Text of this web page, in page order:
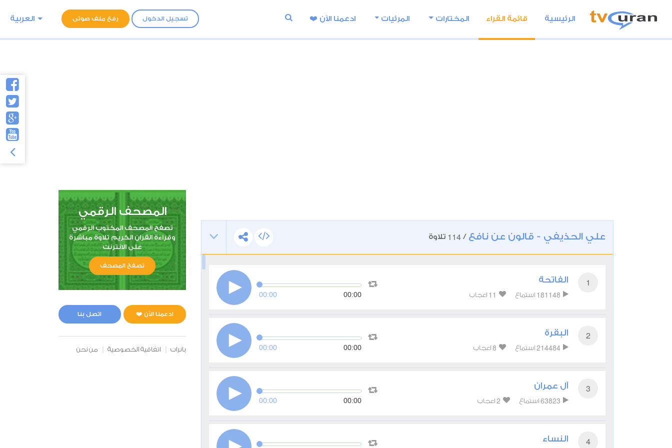
تسجيل الدخول رفع ملف صوتى العربية الرئيسية قائمة القراء المختارات المرئيات ادعمنا اﻵن ❤️
علي الحذيفي - قالون عن نافع /
114 تلاوة
1 الفاتحة
181148 استماع 11 اعجاب 00:00 00:00
2 البقرة
214484 استماع 8 اعجاب 00:00 00:00
3 آل عمران
63823 استماع 2 اعجاب 00:00 00:00
4 النساء
المصحف الرقمي
تصفح المصحف المكتوب الرقمي
وقراءة القران الكريم تلاوة مباشرة
على الانترنت
تصفح المصحف
ادعمنا الآن ❤️ اتصل بنا
بانرات اتفاقية الخصوصية من نحن